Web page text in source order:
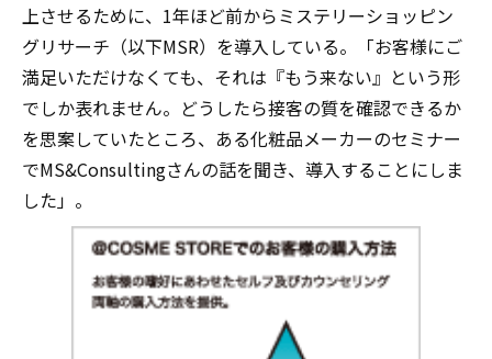
上させるために、1年ほど前からミステリーショッピン
グリサーチ（以下MSR）を導入している。「お客様にご
満足いただけなくても、それは『もう来ない』という形
でしか表れません。どうしたら接客の質を確認できるか
を思案していたところ、ある化粧品メーカーのセミナー
でMS&Consultingさんの話を聞き、導入することにしま
した」。